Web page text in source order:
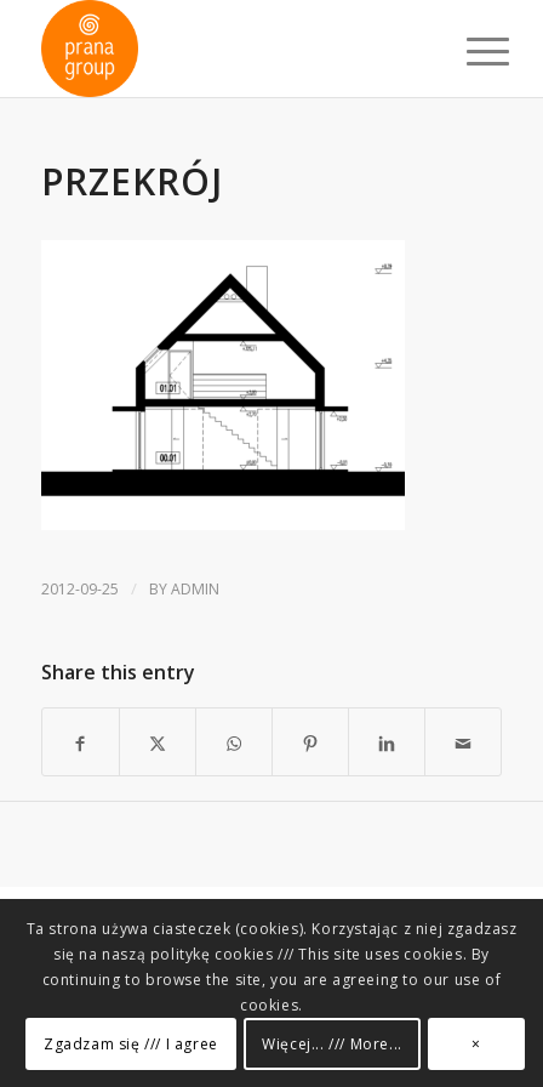
PRZEKRÓJ
2012-09-25 / BYADMIN
Share this entry
Ta strona używa ciasteczek (cookies). Korzystając z niej zgadzasz
się na naszą politykę cookies /// This site uses cookies. By
continuing to browse the site, you are agreeing to our use of
cookies.
Zgadzam się /// I agree
Więcej... /// More... ×